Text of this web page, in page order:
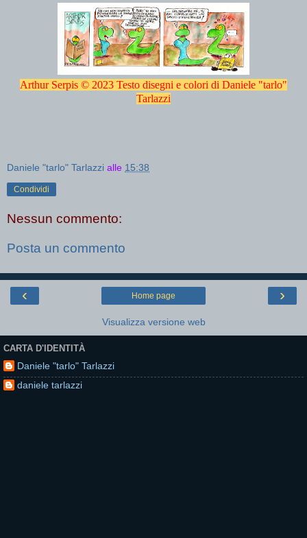
Arthur Serpis © 2023 Testo disegni e colori di Daniele "tarlo"
Tarlazzi
Daniele "tarlo" Tarlazzi alle 15:38
Condividi
Nessun commento:
Posta un commento
‹ ›
Home page
Visualizza versione web
CARTA D'IDENTITÀ
Daniele "tarlo" Tarlazzi
daniele tarlazzi